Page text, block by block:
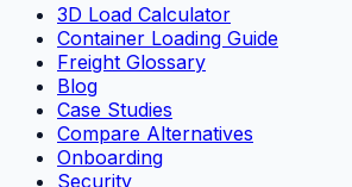
3D Load Calculator
Container Loading Guide
Freight Glossary
Blog
Case Studies
Compare Alternatives
Onboarding
Security